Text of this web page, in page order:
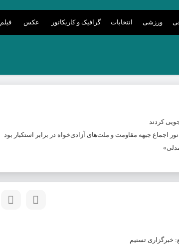
ورزشی انتخابات گرافیک و کاریکاتور عکس فیلم
اجماع جبهه مقاومت و ملت‌های آزادی‌خواه در برابر استکبار بود
خبرگزاری تسنیم